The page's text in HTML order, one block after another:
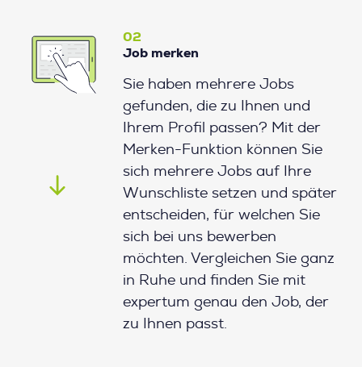
02
Job merken
Sie haben mehrere Jobs
gefunden, die zu Ihnen und
Ihrem Profil passen? Mit der
Merken-Funktion können Sie
sich mehrere Jobs auf Ihre
Wunschliste setzen und später
entscheiden, für welchen Sie
sich bei uns bewerben
möchten. Vergleichen Sie ganz
in Ruhe und finden Sie mit
expertum genau den Job, der
zu Ihnen passt.